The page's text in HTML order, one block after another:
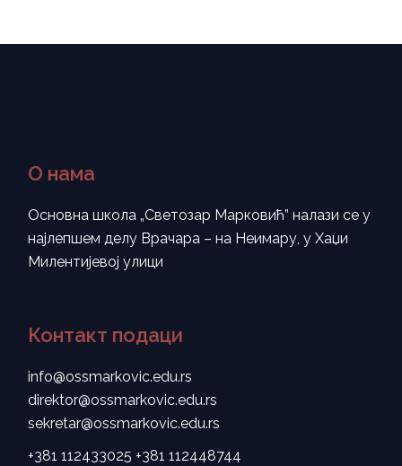
О нама
Основна школа „Светозар Марковић” налази се у
најлепшем делу Врачара – на Неимару, у Хаџи
Милентијевој улици
Контакт подаци
info@ossmarkovic.edu.rs
direktor@ossmarkovic.edu.rs
sekretar@ossmarkovic.edu.rs
+381 112433025 +381 112448744